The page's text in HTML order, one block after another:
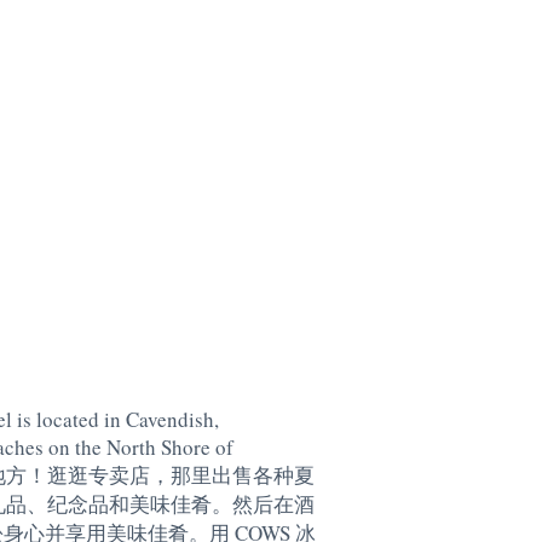
is located in Cavendish,
on the North Shore of
！逛逛专卖店，那里出售各种夏
、纪念品和美味佳肴。然后在酒
心并享用美味佳肴。用 COWS 冰